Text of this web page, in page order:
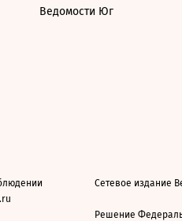
Ведомости Юг
Сетевое издание
Решение